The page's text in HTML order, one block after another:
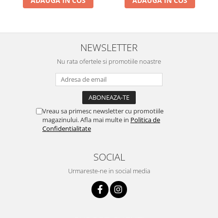
Kit-uri Supravietuire si Accesorii
Curatenie si menaj
Accesorii maturi, mopuri si galeti
Aparate de calcat
Aspiratoare electrice
Cutii depozitare medicamente
Cutii pentru chei
Dulapuri si rafturi de depozitare
Organizatoare imbracaminte si
NEWSLETTER
Nu rata ofertele si promotiile noastre
Vreau sa primesc newsletter cu promotiile
magazinului. Afla mai multe in Politica de
Confidentialitate
SOCIAL
Urmareste-ne in social media